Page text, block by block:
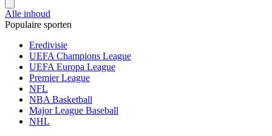
Alle inhoud
Populaire sporten
Eredivisie
UEFA Champions League
UEFA Europa League
Premier League
NFL
NBA Basketball
Major League Baseball
NHL